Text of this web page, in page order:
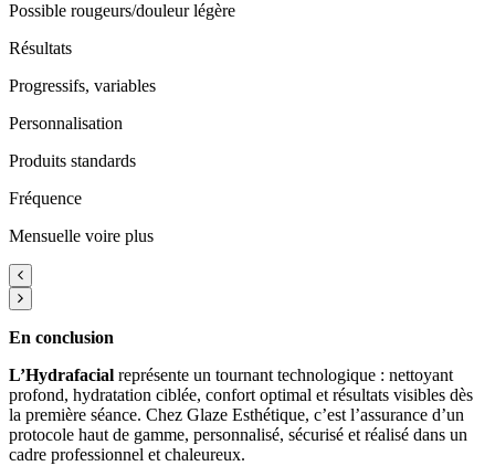
Possible rougeurs/douleur légère
Résultats
Progressifs, variables
Personnalisation
Produits standards
Fréquence
Mensuelle voire plus
En conclusion
L’Hydrafacial représente un tournant technologique : nettoyant
profond, hydratation ciblée, confort optimal et résultats visibles dès
la première séance. Chez Glaze Esthétique, c’est l’assurance d’un
protocole haut de gamme, personnalisé, sécurisé et réalisé dans un
cadre professionnel et chaleureux.